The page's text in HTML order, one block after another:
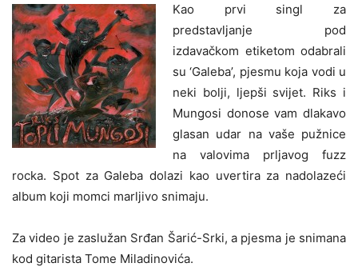
Kao prvi singl za
predstavljanje pod
izdavačkom etiketom odabrali
su ‘Galeba’, pjesmu koja vodi u
neki bolji, ljepši svijet. Riks i
Mungosi donose vam dlakavo
glasan udar na vaše pužnice
na valovima prljavog fuzz
rocka. Spot za Galeba dolazi kao uvertira za nadolazeći
album koji momci marljivo snimaju.
Za video je zaslužan Srđan Šarić-Srki, a pjesma je snimana
kod gitarista Tome Miladinovića.